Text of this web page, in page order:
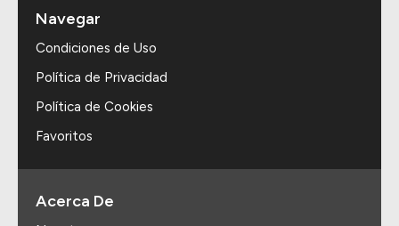
Navegar
Condiciones de Uso
Política de Privacidad
Política de Cookies
Favoritos
Acerca De